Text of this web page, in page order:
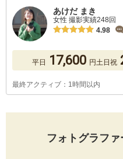
あけだ まき
女性 撮影実績248回
4.98
平日 17,600 円土日祝
最終アクティブ：1時間以内
フォトグラフ